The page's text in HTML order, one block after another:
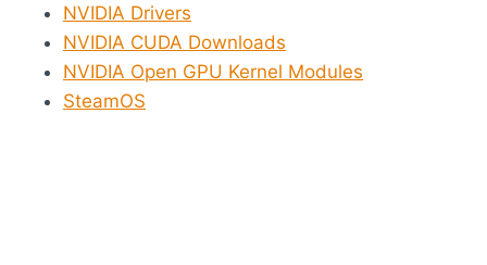
NVIDIA Drivers
NVIDIA CUDA Downloads
NVIDIA Open GPU Kernel Modules
SteamOS